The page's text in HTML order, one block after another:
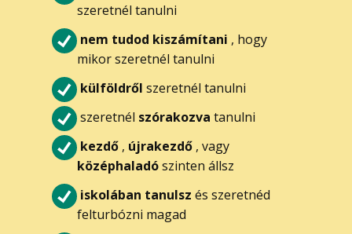
szeretnél tanulni
nem tudod kiszámítani , hogy
mikor szeretnél tanulni
külföldről szeretnél tanulni
szeretnél szórakozva tanulni
kezdő , újrakezdő , vagy
középhaladó szinten állsz
iskolában tanulsz és szeretnéd
felturbózni magad